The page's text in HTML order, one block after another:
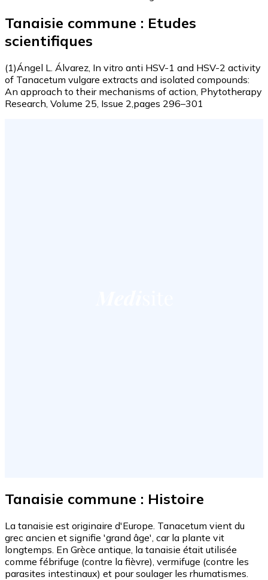
Tanaisie commune : Etudes
scientifiques
(1)Ángel L. Álvarez, In vitro anti HSV-1 and HSV-2 activity
of Tanacetum vulgare extracts and isolated compounds:
An approach to their mechanisms of action, Phytotherapy
Research, Volume 25, Issue 2,pages 296–301
Tanaisie commune : Histoire
La tanaisie est originaire d'Europe. Tanacetum vient du
grec ancien et signifie 'grand âge', car la plante vit
longtemps. En Grèce antique, la tanaisie était utilisée
comme fébrifuge (contre la fièvre), vermifuge (contre les
parasites intestinaux) et pour soulager les rhumatismes.